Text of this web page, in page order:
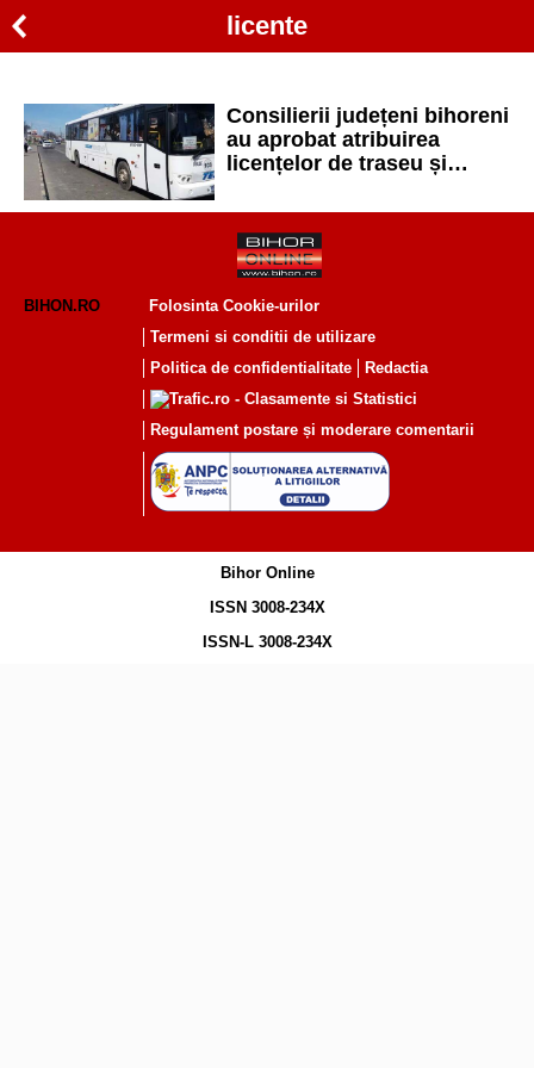
licente
Consilierii județeni bihoreni
au aprobat atribuirea
licențelor de traseu și
public în zonele Salonta și
Ștei
BIHON.RO
Folosinta Cookie-urilor
Termeni si conditii de utilizare
Politica de confidentialitate
Redactia
Regulament postare și moderare comentarii
Bihor Online
ISSN 3008-234X
ISSN-L 3008-234X